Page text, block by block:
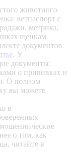
животного
ветпаспорт с
метрика,
щенкам
документов
. У
документы:
о прививках и
О полном
вы можете
в
мошеннические
о том, как
читайте в